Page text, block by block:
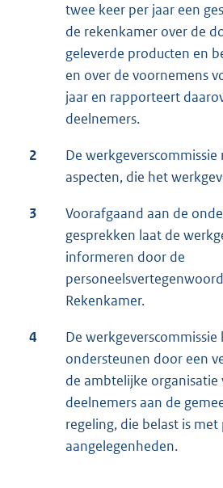
twee keer per jaar een
de rekenkamer over de
geleverde producten en
en over de voornemens
jaar en rapporteert
deelnemers.
2
De werkgeverscommissie
aspecten, die het
3
Voorafgaand aan de
gesprekken laat de
informeren door de
Rekenkamer.
4
De werkgeverscommissie
ondersteunen door een
de ambtelijke organisatie
deelnemers aan de
regeling, die belast is met
aangelegenheden.